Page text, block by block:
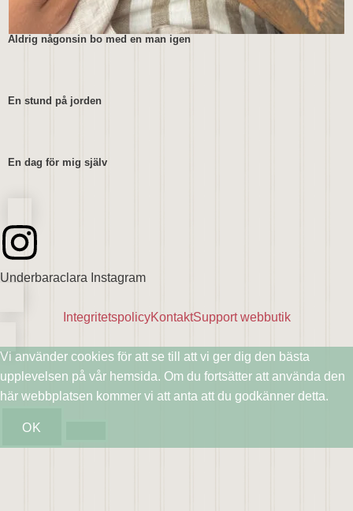
Aldrig någonsin bo med en man igen
En stund på jorden
En dag för mig själv
Underbaraclara Instagram
IntegritetspolicyKontaktSupport webbutik
Vi använder cookies för att se till att vi ger dig den bästa
upplevelsen på vår hemsida. Om du fortsätter att använda den
här webbplatsen kommer vi att anta att du godkänner detta.
OK